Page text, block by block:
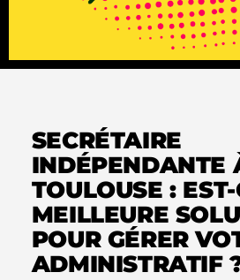
SECRÉTAIRE
INDÉPENDANTE
TOULOUSE :
MEILLEURE
POUR GÉRER
ADMINISTRATIF